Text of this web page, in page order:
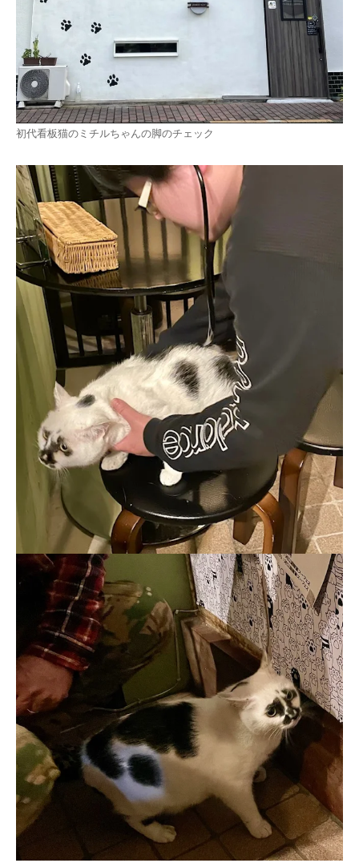
初代看板猫のミチルちゃんの脚のチェック